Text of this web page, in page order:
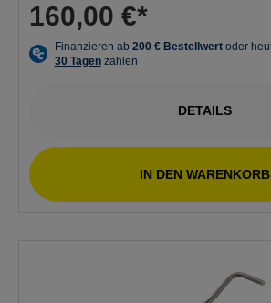
160,00 €*
DETAILS
IN DEN WARENKORB